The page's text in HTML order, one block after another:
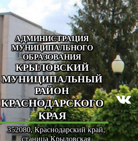
АДМИНИСТРАЦИЯ
МУНИЦИПАЛЬНОГО
ОБРАЗОВАНИЯ
КРЫЛОВСКИЙ
МУНИЦИПАЛЬНЫЙ
РАЙОН
КРАСНОДАРСКОГО
КРАЯ
352080, Краснодарский край,
станица Крыловская